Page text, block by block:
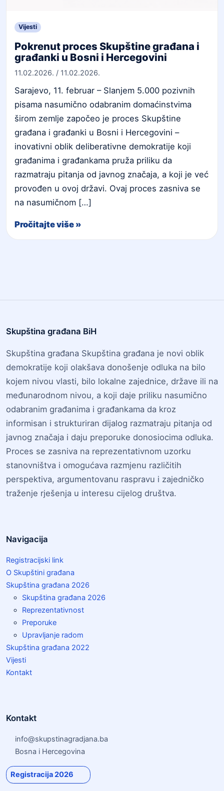
Vijesti
Pokrenut proces Skupštine građana i
građanki u Bosni i Hercegovini
11.02.2026. / 11.02.2026.
Sarajevo, 11. februar – Slanjem 5.000 pozivnih
pisama nasumično odabranim domaćinstvima
širom zemlje započeo je proces Skupštine
građana i građanki u Bosni i Hercegovini –
inovativni oblik deliberativne demokratije koji
građanima i građankama pruža priliku da
razmatraju pitanja od javnog značaja, a koji je već
provođen u ovoj državi. Ovaj proces zasniva se
na nasumičnom […]
Pročitajte više »
Skupština građana BiH
Skupština građana Skupština građana je novi oblik
demokratije koji olakšava donošenje odluka na bilo
kojem nivou vlasti, bilo lokalne zajednice, države ili na
međunarodnom nivou, a koji daje priliku nasumično
odabranim građanima i građankama da kroz
informisan i strukturiran dijalog razmatraju pitanja od
javnog značaja i daju preporuke donosiocima odluka.
Proces se zasniva na reprezentativnom uzorku
stanovništva i omogućava razmjenu različitih
perspektiva, argumentovanu raspravu i zajedničko
traženje rješenja u interesu cijelog društva.
Navigacija
Registracijski link
O Skupštini građana
Skupština građana 2026
Skupština građana 2026
Reprezentativnost
Preporuke
Upravljanje radom
Skupština građana 2022
Vijesti
Kontakt
Kontakt
info@skupstinagradjana.ba
Bosna i Hercegovina
Registracija 2026